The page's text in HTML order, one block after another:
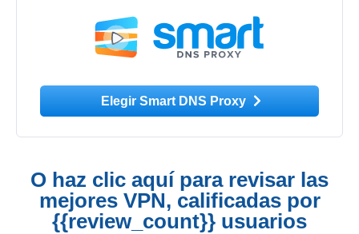
Elegir Smart DNS Proxy
O haz clic aquí para revisar las
mejores VPN, calificadas por
{{review_count}} usuarios